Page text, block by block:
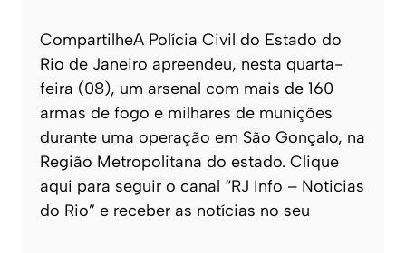
CompartilheA Polícia Civil do Estado do
Rio de Janeiro apreendeu, nesta quarta-
feira (08), um arsenal com mais de 160
armas de fogo e milhares de munições
durante uma operação em São Gonçalo, na
Região Metropolitana do estado. Clique
aqui para seguir o canal “RJ Info – Noticias
do Rio” e receber as notícias no seu